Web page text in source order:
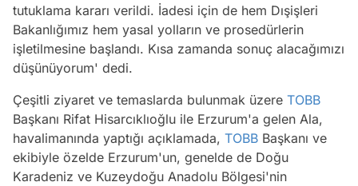
tutuklama kararı verildi. İadesi için de hem Dışişleri
Bakanlığımız hem yasal yolların ve prosedürlerin
işletilmesine başlandı. Kısa zamanda sonuç alacağımızı
düşünüyorum' dedi.
Çeşitli ziyaret ve temaslarda bulunmak üzere TOBB
Başkanı Rifat Hisarcıklıoğlu ile Erzurum'a gelen Ala,
havalimanında yaptığı açıklamada, TOBB Başkanı ve
ekibiyle özelde Erzurum'un, genelde de Doğu
Karadeniz ve Kuzeydoğu Anadolu Bölgesi'nin